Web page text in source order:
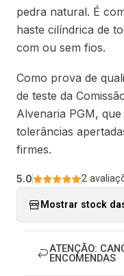
pedra natural. É
haste cilíndrica de
com ou sem fios.
Como prova de
de teste da
Alvenaria PGM,
tolerâncias
firmes.
5.0 2
Mostrar stock
ATENÇÃO:
ENCOMENDAS